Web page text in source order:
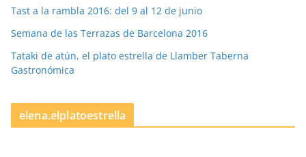
Tast a la rambla 2016: del 9 al 12 de junio
Semana de las Terrazas de Barcelona 2016
Tataki de atún, el plato estrella de Llamber Taberna
Gastronómica
elena.elplatoestrella